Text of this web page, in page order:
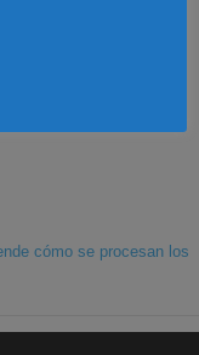
for the next time I
cómo se procesan los